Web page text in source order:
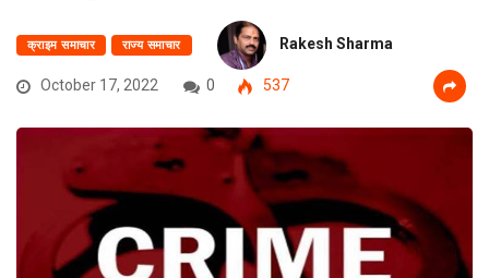
क्राइम समाचार राज्य समाचार Rakesh Sharma
October 17, 2022 0 537